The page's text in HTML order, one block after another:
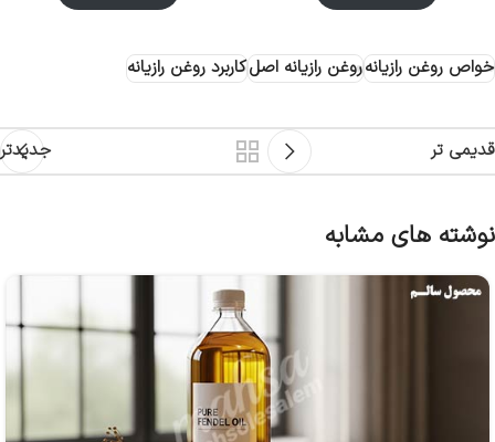
خواص روغن رازیانهروغن رازیانه اصلکاربرد روغن رازیانه
جدیدتر قدیمی تر
نوشته های مشابه